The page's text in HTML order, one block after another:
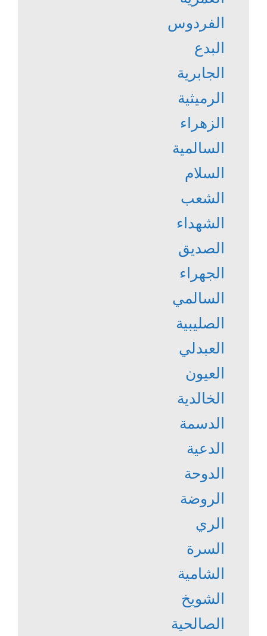
الفردوس
البدع
الجابرية
الرميثية
الزهراء
السالمية
السلام
الشعب
الشهداء
الصديق
الجهراء
السالمي
الصليبية
العبدلي
العيون
الخالدية
الدسمة
الدعية
الدوحة
الروضة
الري
السرة
الشامية
الشويخ
الصالحية